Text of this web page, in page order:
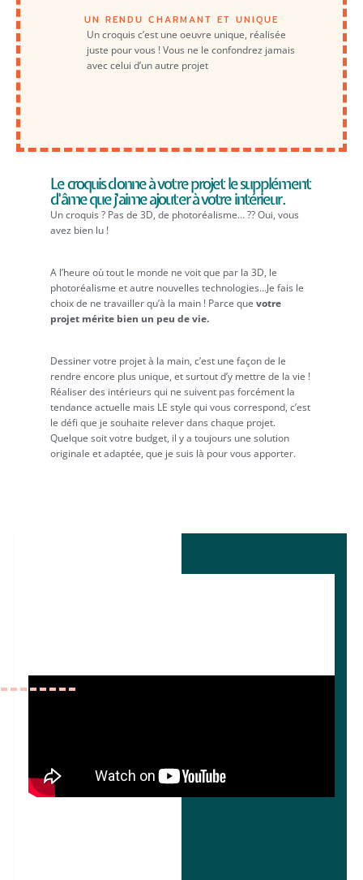
UN RENDU CHARMANT ET UNIQUE
Un croquis c’est une oeuvre unique, réalisée
juste pour vous ! Vous ne le confondrez jamais
avec celui d’un autre projet
Le croquis donne à votre projet le supplément
d'âme que j'aime ajouter à votre intérieur.
Un croquis ? Pas de 3D, de photoréalisme… ?? Oui, vous
avez bien lu !
A l’heure où tout le monde ne voit que par la 3D, le
photoréalisme et autre nouvelles technologies…Je fais le
choix de ne travailler qu’à la main ! Parce quevotre
projet mérite bien un peu de vie.
Dessiner votre projet à la main, c’est une façon de le
rendre encore plus unique, et surtout d’y mettre de la vie !
Réaliser des intérieurs qui ne suivent pas forcément la
tendance actuelle mais LE style qui vous correspond, c’est
le défi que je souhaite relever dans chaque projet.
Quelque soit votre budget, il y a toujours une solution
originale et adaptée, que je suis là pour vous apporter.